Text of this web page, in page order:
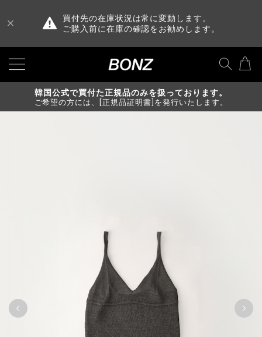
買付先の在庫状況は常に変動します。
ご購入前に在庫の確認をお勧めします。
韓国公式で買付た正規品のみを扱っております。
ご希望の方には、[正規品証明書]を発行いたします。